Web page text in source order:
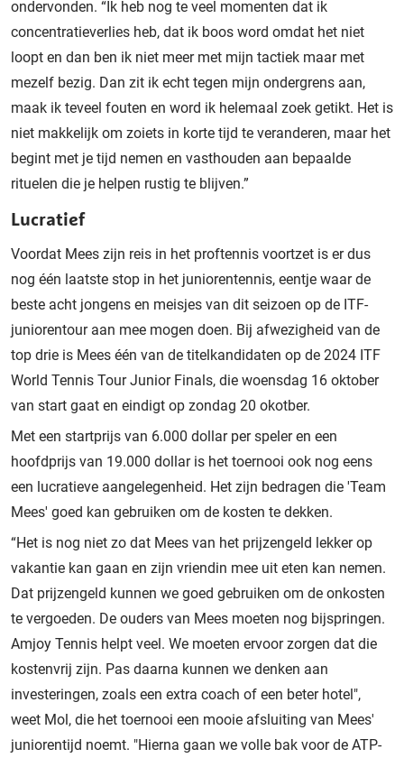
ondervonden. “Ik heb nog te veel momenten dat ik
concentratieverlies heb, dat ik boos word omdat het niet
loopt en dan ben ik niet meer met mijn tactiek maar met
mezelf bezig. Dan zit ik echt tegen mijn ondergrens aan,
maak ik teveel fouten en word ik helemaal zoek getikt. Het is
niet makkelijk om zoiets in korte tijd te veranderen, maar het
begint met je tijd nemen en vasthouden aan bepaalde
rituelen die je helpen rustig te blijven.”
Lucratief
Voordat Mees zijn reis in het proftennis voortzet is er dus
nog één laatste stop in het juniorentennis, eentje waar de
beste acht jongens en meisjes van dit seizoen op de ITF-
juniorentour aan mee mogen doen. Bij afwezigheid van de
top drie is Mees één van de titelkandidaten op de 2024 ITF
World Tennis Tour Junior Finals, die woensdag 16 oktober
van start gaat en eindigt op zondag 20 okotber.
Met een startprijs van 6.000 dollar per speler en een
hoofdprijs van 19.000 dollar is het toernooi ook nog eens
een lucratieve aangelegenheid. Het zijn bedragen die 'Team
Mees' goed kan gebruiken om de kosten te dekken.
“Het is nog niet zo dat Mees van het prijzengeld lekker op
vakantie kan gaan en zijn vriendin mee uit eten kan nemen.
Dat prijzengeld kunnen we goed gebruiken om de onkosten
te vergoeden. De ouders van Mees moeten nog bijspringen.
Amjoy Tennis helpt veel. We moeten ervoor zorgen dat die
kostenvrij zijn. Pas daarna kunnen we denken aan
investeringen, zoals een extra coach of een beter hotel",
weet Mol, die het toernooi een mooie afsluiting van Mees'
juniorentijd noemt. "Hierna gaan we volle bak voor de ATP-